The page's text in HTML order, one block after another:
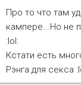
Про то что там
кампере...Но не
:lol:
Кстати есть
Рэнга для секса